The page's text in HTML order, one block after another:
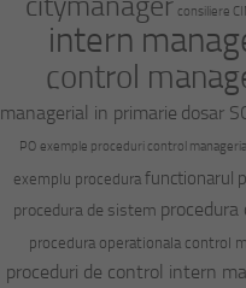
consiliere
intern
control
managerial in primarie dosar
PO exemple proceduri control
exemplu procedura functionarul
procedura de sistem
procedura operationala control
proceduri de control intern